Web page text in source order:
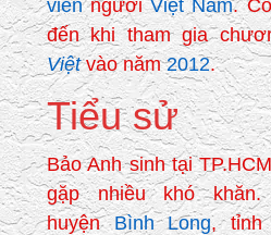
viênngườiViệt Nam.
đến khi tham gia
Việtvào năm2012.
Tiểu sử
Bảo Anh sinh tại
gặp nhiều khó
huyệnBình Long,